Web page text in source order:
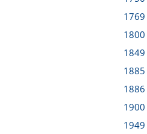
1769
1800
1849
1885
1886
1900
1949